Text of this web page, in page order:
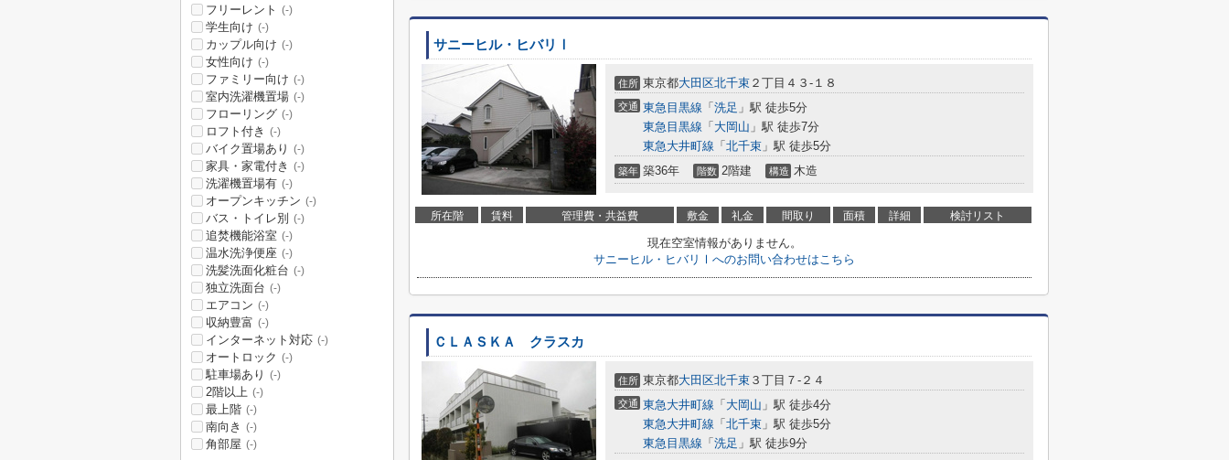
サニーヒル・ヒバリⅠ
住所 東京都大田区北千束 ２丁目４３-１８
交通 東急目黒線 「 洗足 」駅 徒歩5分
東急目黒線 「 大岡山 」駅 徒歩7分
東急大井町線 「 北千束 」駅 徒歩5分
築年 築36年 階数 2階建 構造 木造
所在階 賃料 管理費・共益費 敷金 礼金 間取り 面積 詳細 検討リスト
現在空室情報がありません。
サニーヒル・ヒバリⅠへのお問い合わせはこちら
ＣＬＡＳＫＡ クラスカ
住所 東京都大田区北千束 ３丁目７-２４
交通 東急大井町線 「 大岡山 」駅 徒歩4分
東急大井町線 「 北千束 」駅 徒歩5分
東急目黒線 「 洗足 」駅 徒歩9分
フリーレント (-)
学生向け (-)
カップル向け (-)
女性向け (-)
ファミリー向け (-)
室内洗濯機置場 (-)
フローリング (-)
ロフト付き (-)
バイク置場あり (-)
家具・家電付き (-)
洗濯機置場有 (-)
オープンキッチン (-)
バス・トイレ別 (-)
追焚機能浴室 (-)
温水洗浄便座 (-)
洗髪洗面化粧台 (-)
独立洗面台 (-)
エアコン (-)
収納豊富 (-)
インターネット対応 (-)
オートロック (-)
駐車場あり (-)
2階以上 (-)
最上階 (-)
南向き (-)
角部屋 (-)